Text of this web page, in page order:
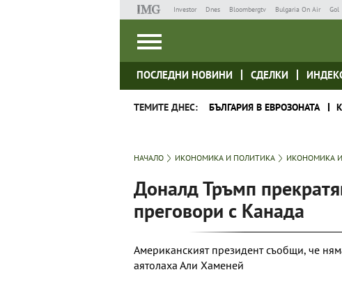
Investor Dnes Bloombergtv Bulgaria On Air Gol
ПОСЛЕДНИ НОВИНИ СДЕЛКИ
ТЕМИТЕ ДНЕС: БЪЛГАРИЯ В ЕВРОЗОНАТА
НАЧАЛО ИКОНОМИКА И ПОЛИТИКА ИКОНОМИКА
Доналд Тръмп
преговори с Канада
Американският президент съобщи, че
аятолаха Али Хаменей